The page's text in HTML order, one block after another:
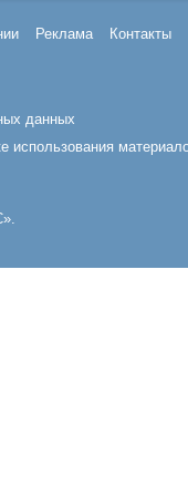
Реклама Контакты
данных
использования